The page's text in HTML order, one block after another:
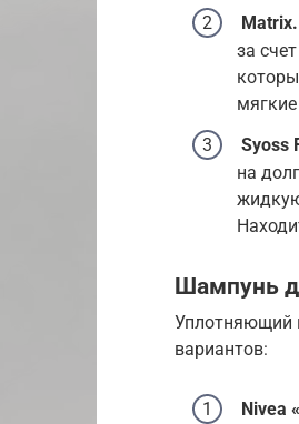
Matrix.
за
Syoss
на
Шампунь
Уплотняющий
вариантов:
Nivea